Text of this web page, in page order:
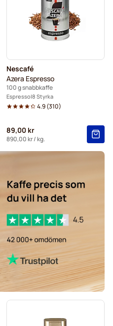
Nescafé
Azera Espresso
100 g snabbkaffe
Espresso 8 Styrka
4.9(310)
89,00 kr
890,00 kr/ kg.